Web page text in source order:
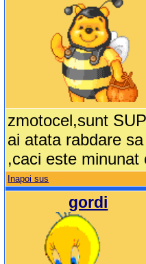
zmotocel,sunt
ai atata rabdare
,caci este minunat
Inapoi sus
gordi